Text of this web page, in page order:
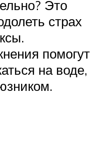
Это
страх
помогут
на воде,